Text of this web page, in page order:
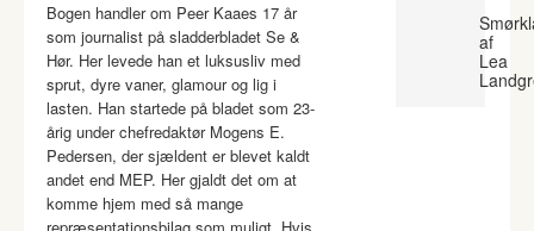
Bogen handler om Peer Kaaes 17 år
som journalist på sladderbladet Se &
Hør. Her levede han et luksusliv med
sprut, dyre vaner, glamour og lig i
lasten. Han startede på bladet som 23-
årig under chefredaktør Mogens E.
Pedersen, der sjældent er blevet kaldt
andet end MEP. Her gjaldt det om at
komme hjem med så mange
af
Lea